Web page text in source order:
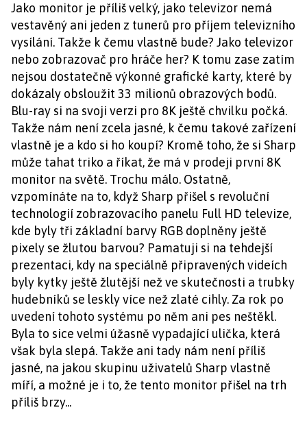
Jako monitor je příliš velký, jako televizor nemá
vestavěný ani jeden z tunerů pro příjem televizního
vysílání. Takže k čemu vlastně bude? Jako televizor
nebo zobrazovač pro hráče her? K tomu zase zatím
nejsou dostatečně výkonné grafické karty, které by
dokázaly obsloužit 33 milionů obrazových bodů.
Blu-ray si na svoji verzi pro 8K ještě chvilku počká.
Takže nám není zcela jasné, k čemu takové zařízení
vlastně je a kdo si ho koupí? Kromě toho, že si Sharp
může tahat triko a říkat, že má v prodeji první 8K
monitor na světě. Trochu málo. Ostatně,
vzpomínáte na to, když Sharp přišel s revoluční
technologií zobrazovacího panelu Full HD televize,
kde byly tři základní barvy RGB doplněny ještě
pixely se žlutou barvou? Pamatuji si na tehdejší
prezentaci, kdy na speciálně připravených videích
byly kytky ještě žlutější než ve skutečnosti a trubky
hudebníků se leskly více než zlaté cihly. Za rok po
uvedení tohoto systému po něm ani pes neštěkl.
Byla to sice velmi úžasně vypadající ulička, která
však byla slepá. Takže ani tady nám není příliš
jasné, na jakou skupinu uživatelů Sharp vlastně
míří, a možné je i to, že tento monitor přišel na trh
příliš brzy...